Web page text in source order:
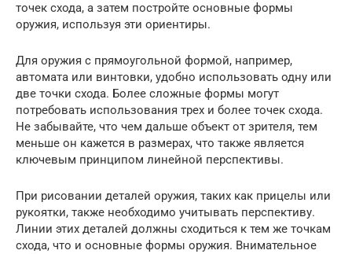
точек схода, а затем постройте основные формы
оружия, используя эти ориентиры.
Для оружия с прямоугольной формой, например,
автомата или винтовки, удобно использовать одну или
две точки схода. Более сложные формы могут
потребовать использования трех и более точек схода.
Не забывайте, что чем дальше объект от зрителя, тем
меньше он кажется в размерах, что также является
ключевым принципом линейной перспективы.
При рисовании деталей оружия, таких как прицелы или
рукоятки, также необходимо учитывать перспективу.
Линии этих деталей должны сходиться к тем же точкам
схода, что и основные формы оружия. Внимательное